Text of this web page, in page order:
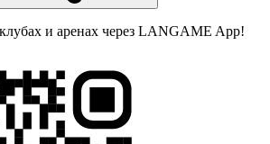
и аренах через LANGAME App!